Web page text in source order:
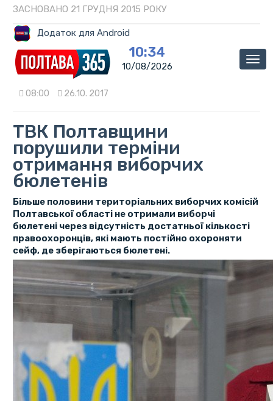
ЗАСНОВАНО 21 ГРУДНЯ 2015 РОКУ
Додаток для Android
10:34
10/08/2026
08:00 26.10. 2017
ТВК Полтавщини
порушили терміни
отримання виборчих
бюлетенів
Більше половини територіальних виборчих комісій
Полтавської області не отримали виборчі
бюлетені через відсутність достатньої кількості
правоохоронців, які мають постійно охороняти
сейф, де зберігаються бюлетені.